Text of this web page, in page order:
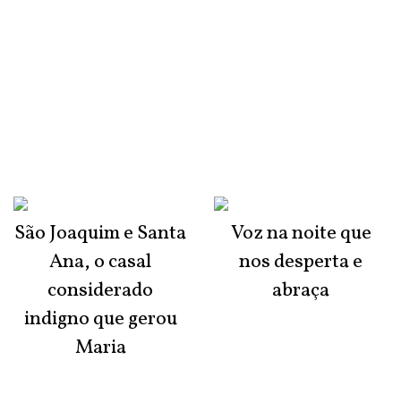
São Joaquim e Santa
Ana, o casal
considerado
indigno que gerou
Maria
Voz na noite que
nos desperta e
abraça